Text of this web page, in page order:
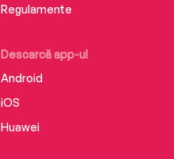
Descarcă app-ul
Android
iOS
Huawei
Regulamente